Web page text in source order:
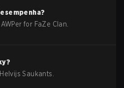
for FaZe Clan.
?
Helvijs Saukants